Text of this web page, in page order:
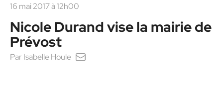
16 mai 2017 à 12h00
Nicole Durand vise la mairie de
Prévost
Par Isabelle Houle